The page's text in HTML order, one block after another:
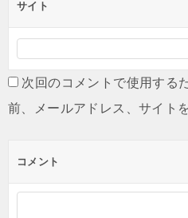
サイト
次回のコメントで使用する
前、メールアドレス、サイト
コメント